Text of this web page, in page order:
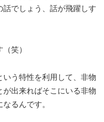
でしょう、話が飛躍しす
笑）
いう特性を利用して、非物
出来ればそこにいる非物
るんです。